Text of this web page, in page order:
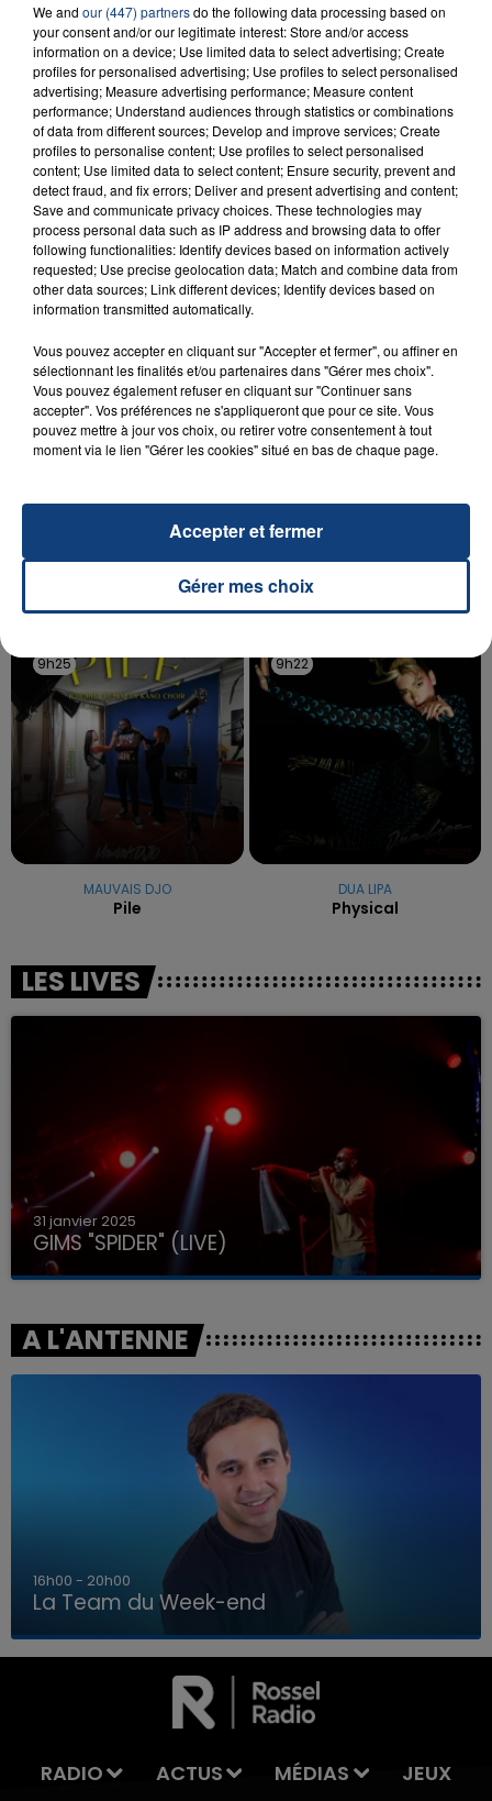
LA TEAM DU WEEK-END
23 juillet 2026
INCENDIE MORTEL À LENS : UNE FEMME ET
SON BÉBÉ ENTRE LA VIE ET LA...
Un homme s'est immolé par le feu après avoir
aspergé sa compagne et leur bébé de trois mois
d'un liquide inflammable.
20 juillet 2026
OPÉRER DE LA CHEVILLE RESSORT DE LA...
La famille a porté plainte contre la clinique qui a
TITRES DIFFUSÉS
9h25
9h25
MAUVAIS DJO
Pile
9h22
9h22
DUA LIPA
Physical
LES LIVES
31 janvier 2025
GIMS "SPIDER" (LIVE)
A L'ANTENNE
7h00 - 12h00
La Team du Week-end
RADIO ACTUS MÉDIAS JEUX
We and our (447) partnersdo the following data processing based on
your consent and/or our legitimate interest: Store and/or access
information on a device; Use limited data to select advertising; Create
profiles for personalised advertising; Use profiles to select personalised
advertising; Measure advertising performance; Measure content
performance; Understand audiences through statistics or combinations
of data from different sources; Develop and improve services; Create
profiles to personalise content; Use profiles to select personalised
content; Use limited data to select content; Ensure security, prevent and
detect fraud, and fix errors; Deliver and present advertising and content;
Save and communicate privacy choices. These technologies may
process personal data such as IP address and browsing data to offer
following functionalities: Identify devices based on information actively
requested; Use precise geolocation data; Match and combine data from
other data sources; Link different devices; Identify devices based on
information transmitted automatically.
Vous pouvez accepter en cliquant sur "Accepter et fermer", ou affiner en
sélectionnant les finalités et/ou partenaires dans "Gérer mes choix".
Vous pouvez également refuser en cliquant sur "Continuer sans
accepter". Vos préférences ne s'appliqueront que pour ce site. Vous
pouvez mettre à jour vos choix, ou retirer votre consentement à tout
moment via le lien "Gérer les cookies" situé en bas de chaque page.
Gérer mes choix
Accepter et fermer